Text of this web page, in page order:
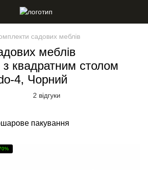
садових меблів
меблів
квадратним столом
4, Чорний
2 відгуки
пакування